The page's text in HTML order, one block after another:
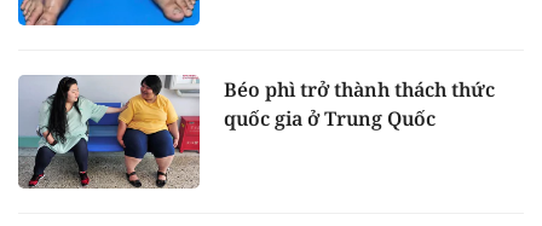
Béo phì trở thành thách thức
quốc gia ở Trung Quốc